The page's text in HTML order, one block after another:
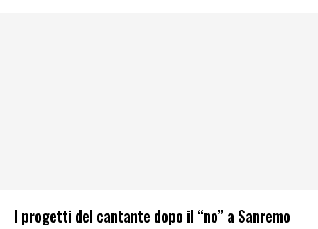
I progetti del cantante dopo il “no” a Sanremo